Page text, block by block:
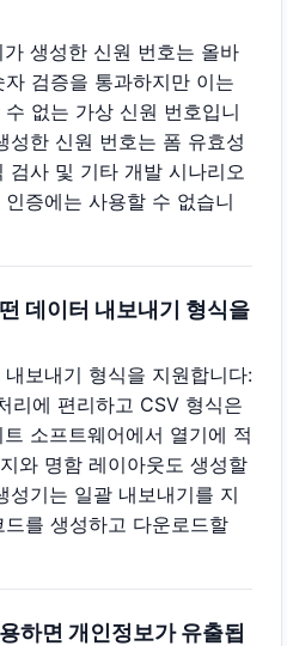
생성한 신원 번호는 올바
검증을 통과하지만 이는
없는 가상 신원 번호입니
성한 신원 번호는 폼 유효성
검사 및 기타 개발 시나리오
증에는 사용할 수 없습니
데이터 내보내기 형식을
보내기 형식을 지원합니다:
리에 편리하고 CSV 형식은
소프트웨어에서 열기에 적
와 명함 레이아웃도 생성할
성기는 일괄 내보내기를 지
를 생성하고 다운로드할
하면 개인정보가 유출됩